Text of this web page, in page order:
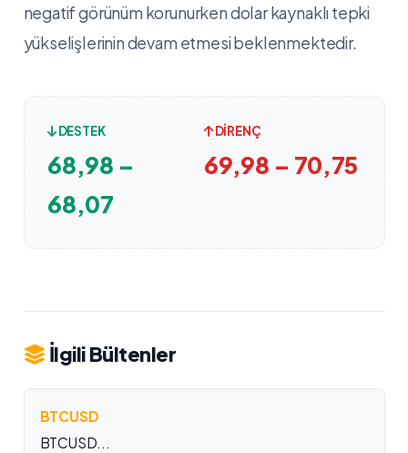
negatif görünüm korunurken dolar kaynaklı tepki
yükselişlerinin devam etmesi beklenmektedir.
DESTEK
68,98 –
68,07
DIRENÇ
69,98 – 70,75
İlgili Bültenler
BTCUSD
BTCUSD...